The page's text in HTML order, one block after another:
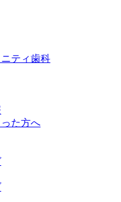
ティ歯科
た方へ